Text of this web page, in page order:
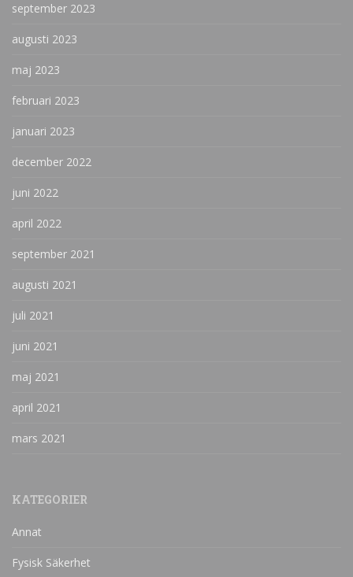
september 2023
augusti 2023
maj 2023
februari 2023
januari 2023
december 2022
juni 2022
april 2022
september 2021
augusti 2021
juli 2021
juni 2021
maj 2021
april 2021
mars 2021
KATEGORIER
Annat
Fysisk Säkerhet